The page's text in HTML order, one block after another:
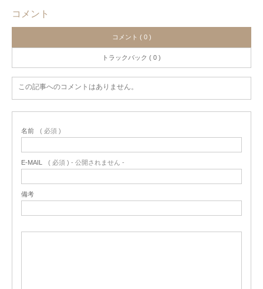
コメント
コメント ( 0 )
トラックバック ( 0 )
この記事へのコメントはありません。
名前 ( 必須 )
E-MAIL ( 必須 ) - 公開されません -
備考